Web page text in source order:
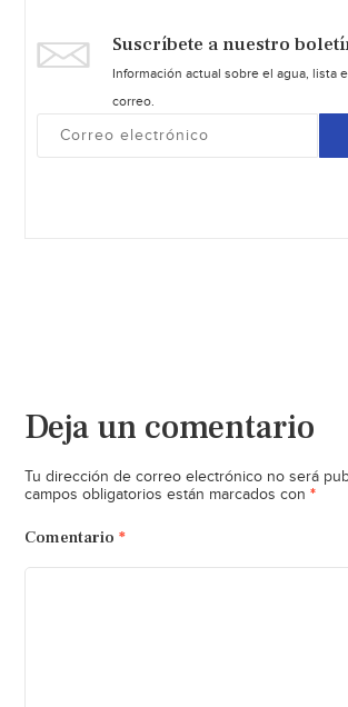
Suscríbete a nuestro
Información actual sobre el agua, lista
correo.
Deja un comentario
Tu dirección de correo electrónico no será
campos obligatorios están marcados con *
Comentario *